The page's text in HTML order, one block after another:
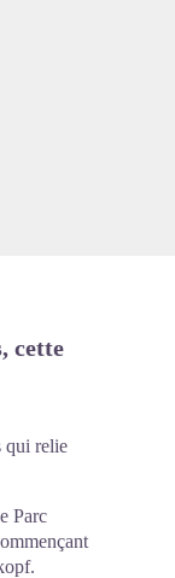
cette
qui relie
Parc